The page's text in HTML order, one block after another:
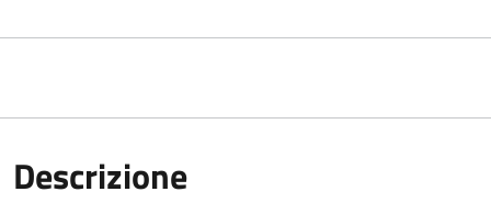
Descrizione